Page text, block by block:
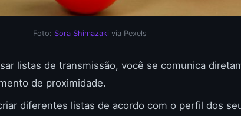
Foto: Sora Shimazakivia Pexels
listas de transmissão, você se comunica
de proximidade.
diferentes listas de acordo com o perfil dos